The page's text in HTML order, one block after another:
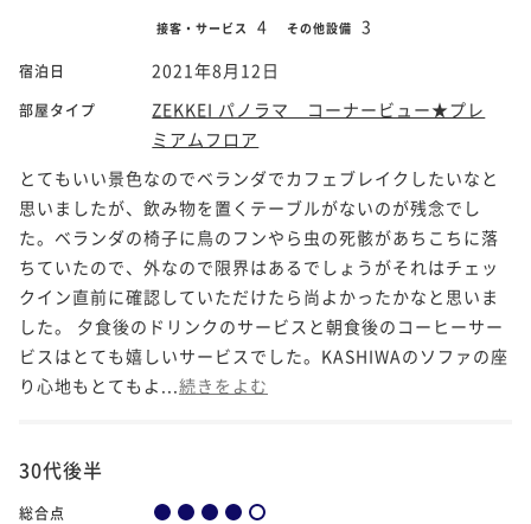
接客・サービス 4 その他設備 3
宿泊日 2021年8月12日
部屋タイプ
ZEKKEI パノラマ コーナービュー★プレ
ミアムフロア
とてもいい景色なのでベランダでカフェブレイクしたいなと
思いましたが、飲み物を置くテーブルがないのが残念でし
た。ベランダの椅子に鳥のフンやら虫の死骸があちこちに落
ちていたので、外なので限界はあるでしょうがそれはチェッ
クイン直前に確認していただけたら尚よかったかなと思いま
した。 夕食後のドリンクのサービスと朝食後のコーヒーサー
ビスはとても嬉しいサービスでした。KASHIWAのソファの座
り心地もとてもよ... 続きをよむ
30代後半
総合点